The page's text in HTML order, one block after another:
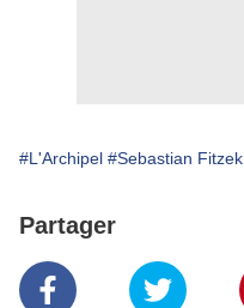
#L'Archipel #Sebastian Fitzek
Partager